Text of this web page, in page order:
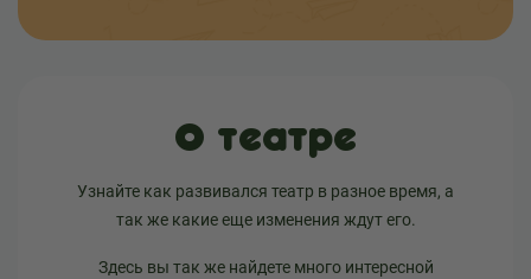
О театре
Узнайте как развивался театр в разное время, а
так же какие еще изменения ждут его.
Здесь вы так же найдете много интересной